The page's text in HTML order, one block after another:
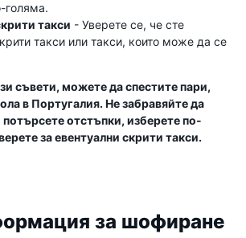
голяма.
такси - Уверете се, че сте
такси или такси, които може да се
съвети, можете да спестите пари,
в Португалия. Не забравяйте да
потърсете отстъпки, изберете по-
за евентуални скрити такси.
за шофиране